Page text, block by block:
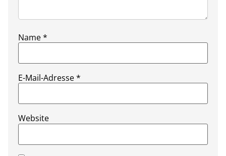
Name*
E-Mail-Adresse*
Website